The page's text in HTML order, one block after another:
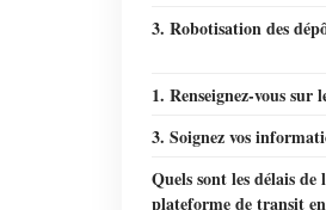
3. Robotisation des
1. Renseignez-vous sur
3. Soignez vos
Quels sont les délais
plateforme de transit